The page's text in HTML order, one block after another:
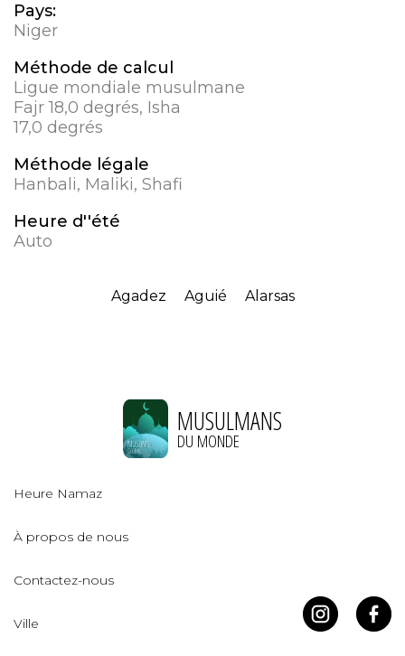
Pays:
Niger
Méthode de calcul
Ligue mondiale musulmane
Fajr 18,0 degrés, Isha
17,0 degrés
Méthode légale
Hanbali, Maliki, Shafi
Heure d''été
Auto
Agadez Aguié Alarsas
MUSULMANS
DU MONDE
Heure Namaz
À propos de nous
Contactez-nous
Ville